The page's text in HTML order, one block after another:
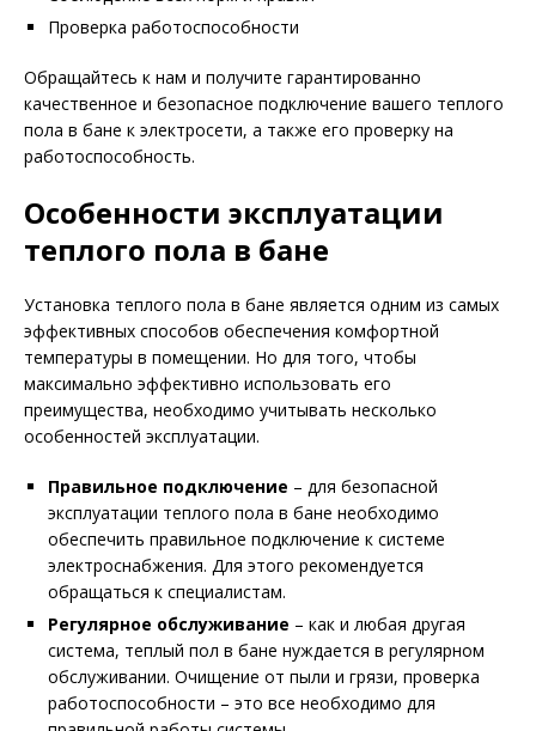
Проверка работоспособности
Обращайтесь к нам и получите гарантированно
качественное и безопасное подключение вашего теплого
пола в бане к электросети, а также его проверку на
работоспособность.
Особенности эксплуатации
теплого пола в бане
Установка теплого пола в бане является одним из самых
эффективных способов обеспечения комфортной
температуры в помещении. Но для того, чтобы
максимально эффективно использовать его
преимущества, необходимо учитывать несколько
особенностей эксплуатации.
Правильное подключение – для безопасной
эксплуатации теплого пола в бане необходимо
обеспечить правильное подключение к системе
электроснабжения. Для этого рекомендуется
обращаться к специалистам.
Регулярное обслуживание – как и любая другая
система, теплый пол в бане нуждается в регулярном
обслуживании. Очищение от пыли и грязи, проверка
работоспособности – это все необходимо для